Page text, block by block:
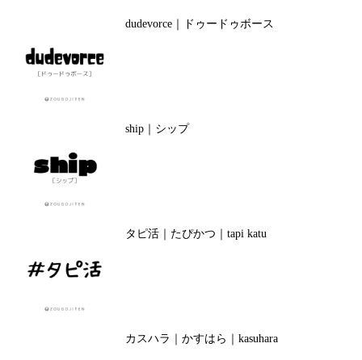
dudevorce｜ドゥードゥボース
ship｜シップ
タピ活｜たぴかつ｜tapi katu
カスハラ｜かすはら｜kasuhara